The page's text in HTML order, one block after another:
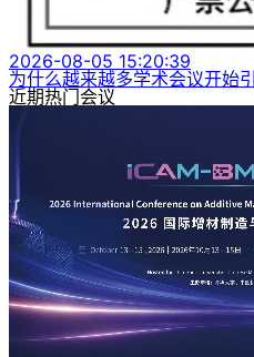
2026-08-05 15:20:39
为什么越来越多学术会议开始
近期热门会议